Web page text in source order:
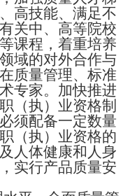
高技能、满足不
关中、高等院校
课程，着重培养
域的对外合作与
质量管理、标准
专家。加快推进
（执）业资格制
须配备一定数量
（执）业资格的
人体健康和人身
实行产品质量安